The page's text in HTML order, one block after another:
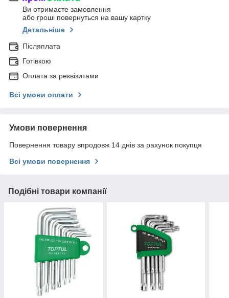
Ви отримаєте замовлення
або гроші повернуться на вашу картку
Детальніше
Післяплата
Готівкою
Оплата за реквізитами
Всі умови оплати
Умови повернення
Повернення товару впродовж 14 днів за рахунок покупця
Всі умови повернення
Подібні товари компанії